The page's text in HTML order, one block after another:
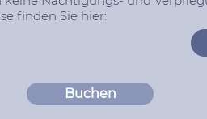
finden Sie hier:
Buchen